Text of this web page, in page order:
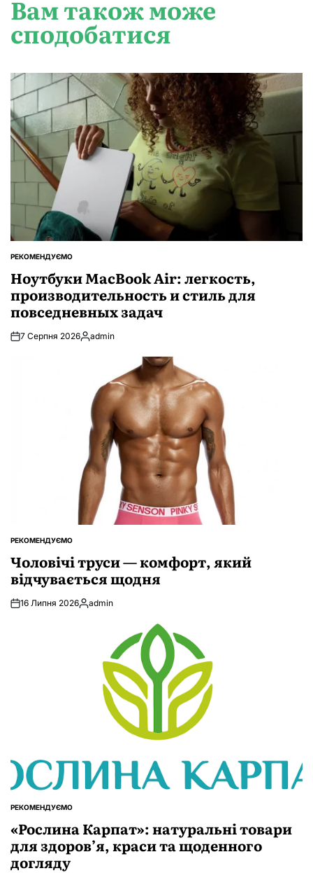
Вам також може
сподобатися
ОПУБЛІКУВАТИ
РЕКОМЕНДУЄМО
Ноутбуки MacBook Air: легкость,
производительность и стиль для
повседневных задач
7 Серпня 2026Опубліковано
admin
ОПУБЛІКУВАТИ
РЕКОМЕНДУЄМО
Чоловічі труси — комфорт, який
відчувається щодня
16 Липня 2026Опубліковано
admin
ОПУБЛІКУВАТИ
РЕКОМЕНДУЄМО
«Рослина Карпат»: натуральні товари
для здоров’я, краси та щоденного
догляду